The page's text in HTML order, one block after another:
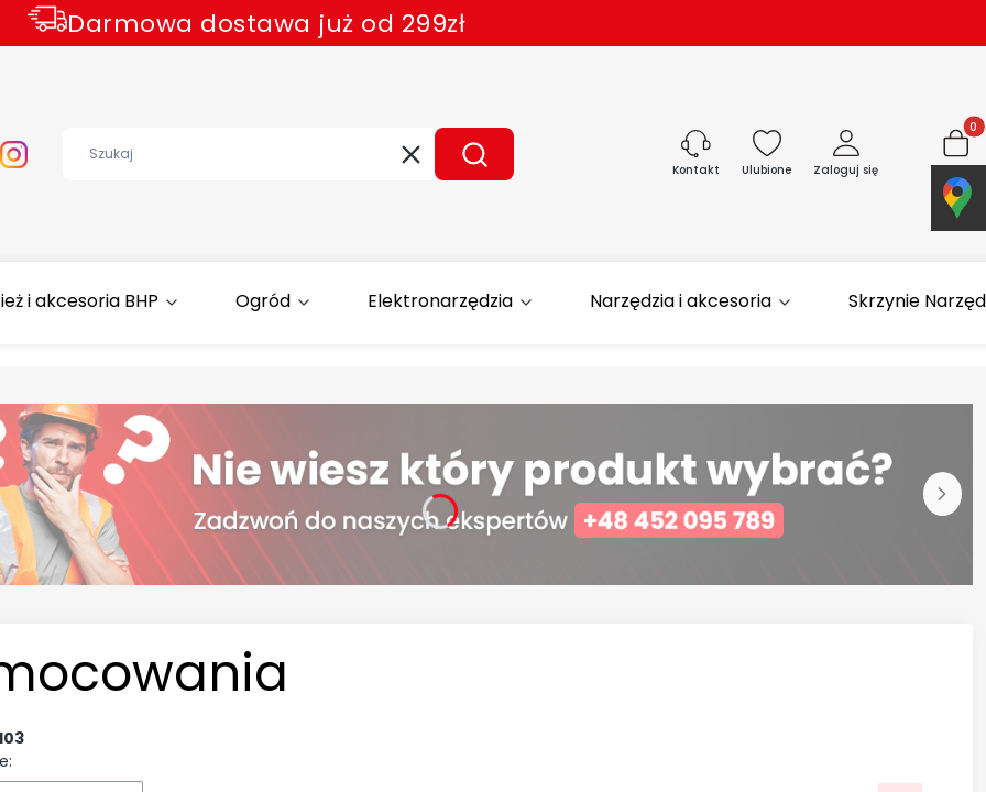
Darmowa dostawa już od 299zł
Wyczyść Szukaj Kontakt Ulubione Zaloguj się Koszyk
i akcesoria BHP Ogród Elektronarzędzia Narzędzia i akcesoria Skrzynie